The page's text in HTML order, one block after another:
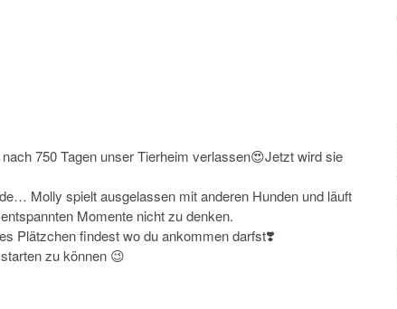
750 Tagen unser Tierheim verlassen😍Jetzt wird sie
Molly spielt ausgelassen mit anderen Hunden und läuft
Momente nicht zu denken.
Plätzchen findest wo du ankommen darfst❣️
zu können 😉